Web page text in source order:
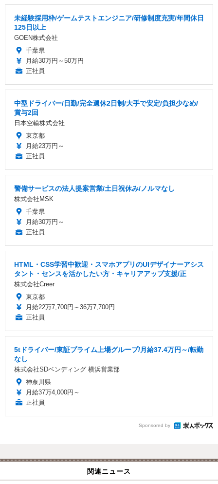
未経験採用枠/ゲームテストエンジニア/研修制度充実/年間休日
125日以上
GOEN株式会社
千葉県
月給30万円～50万円
正社員
中型ドライバー/日勤/完全週休2日制/大手で安定/負担少なめ/
賞与2回
日本空輸株式会社
東京都
月給23万円～
正社員
警備サービスの法人提案営業/土日祝休み/ノルマなし
株式会社MSK
千葉県
月給30万円～
正社員
HTML・CSS学習中歓迎・スマホアプリのUIデザイナーアシス
タント・センスを活かしたい方・キャリアアップ支援/正
株式会社Creer
東京都
月給22万7,700円～36万7,700円
正社員
5tドライバー/東証プライム上場グループ/月給37.4万円～/転勤
なし
株式会社SDベンディング 横浜営業部
神奈川県
月給37万4,000円～
正社員
Sponsored by
関連ニュース